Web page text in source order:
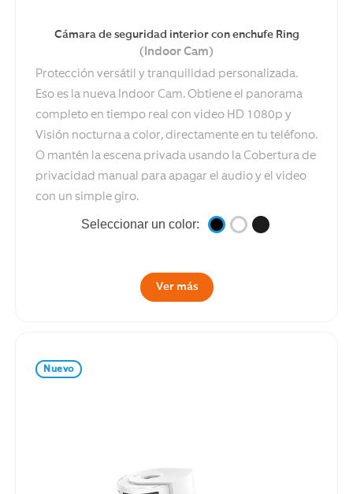
Cámara de seguridad interior con enchufe Ring
(Indoor Cam)
Protección versátil y tranquilidad personalizada.
Eso es la nueva Indoor Cam. Obtiene el panorama
completo en tiempo real con video HD 1080p y
Visión nocturna a color, directamente en tu teléfono.
O mantén la escena privada usando la Cobertura de
privacidad manual para apagar el audio y el video
con un simple giro.
Seleccionar un color:
Ver más
Nuevo